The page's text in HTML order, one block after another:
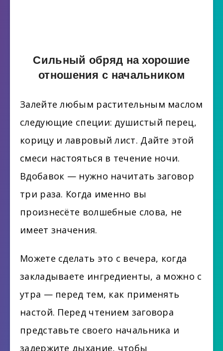
Сильный обряд на хорошие
отношения с начальником
Залейте любым растительным маслом
следующие специи: душистый перец,
корицу и лавровый лист. Дайте этой
смеси настояться в течение ночи.
Вдобавок — нужно начитать заговор
три раза. Когда именно вы
произнесёте волшебные слова, не
имеет значения.
Можете сделать это с вечера, когда
закладываете ингредиенты, а можно с
утра — перед тем, как применять
настой. Перед чтением заговора
представьте своего начальника и
задержите дыхание, чтобы